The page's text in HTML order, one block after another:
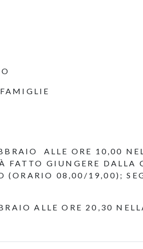
ALLE ORE 10,00
FATTO GIUNGERE DALLA
(ORARIO 08,00/19,00);
ALLE ORE 20,30